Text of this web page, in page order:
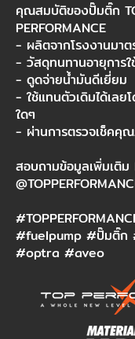
คุณสมบัติของปั๊มติ๊ก
PERFORMANCE
- ผลิตจากโรงงานมา
- วัสดุทนทานอายุการใ
- ดูดจ่ายน้ำมันดีเยี่ยม
- ใช้แทนตัวเดิมได้เลย
ใดๆ
- ผ่านการตรวจเช็คคุ
สอบถามข้อมูลเพิ่มเติ
#fuelpump #ปั๊มติ๊
#optra #aveo